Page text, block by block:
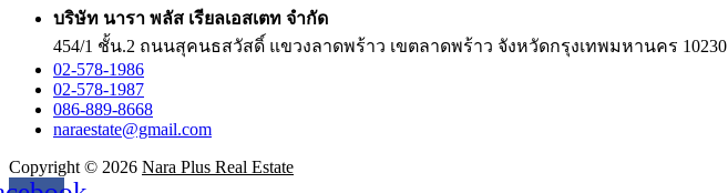
บริษัท นารา พลัส เรียลเอสเตท จำกัด
454/1 ชั้น.2 ถนนสุคนธสวัสดิ์ แขวงลาดพร้าว เขตลาดพร้าว จังหวัดกรุงเทพมหานคร 10230
02-578-1986
02-578-1987
086-889-8668
naraestate@gmail.com
Copyright © 2026 Nara Plus Real Estate